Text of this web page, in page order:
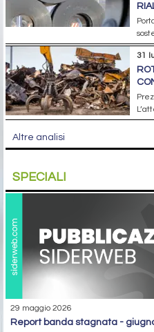
31
Altre analisi
SPECIALI
29 maggio 2026
report banda stagnata -